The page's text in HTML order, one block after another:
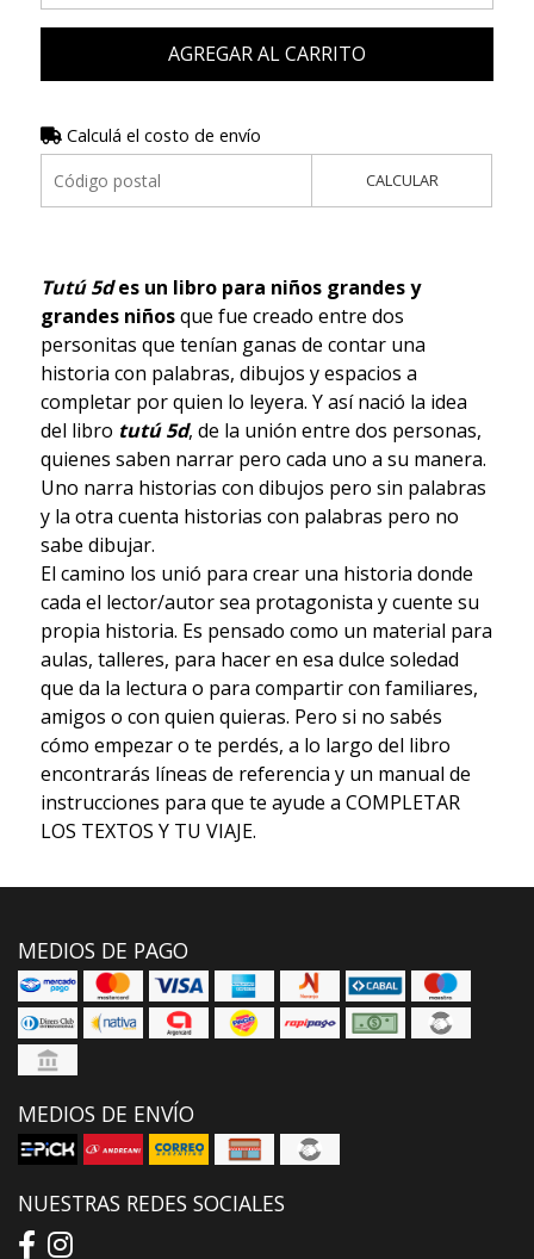
AGREGAR AL CARRITO
Calculá el costo de envío
CALCULAR
Tutú 5des un libro para niños grandes y
grandes niñosque fue creado entre dos
personitas que tenían ganas de contar una
historia con palabras, dibujos y espacios a
completar por quien lo leyera. Y así nació la idea
del libro tutú 5d, de la unión entre dos personas,
quienes saben narrar pero cada uno a su manera.
Uno narra historias con dibujos pero sin palabras
y la otra cuenta historias con palabras pero no
sabe dibujar.
El camino los unió para crear una historia donde
cada el lector/autor sea protagonista y cuente su
propia historia. Es pensado como un material para
aulas, talleres, para hacer en esa dulce soledad
que da la lectura o para compartir con familiares,
amigos o con quien quieras. Pero si no sabés
cómo empezar o te perdés, a lo largo del libro
encontrarás líneas de referencia y un manual de
instrucciones para que te ayude a COMPLETAR
LOS TEXTOS Y TU VIAJE.
MEDIOS DE PAGO
MEDIOS DE ENVÍO
NUESTRAS REDES SOCIALES